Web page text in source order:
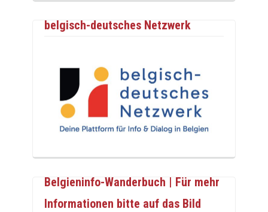
belgisch-deutsches Netzwerk
Belgieninfo-Wanderbuch | Für mehr
Informationen bitte auf das Bild